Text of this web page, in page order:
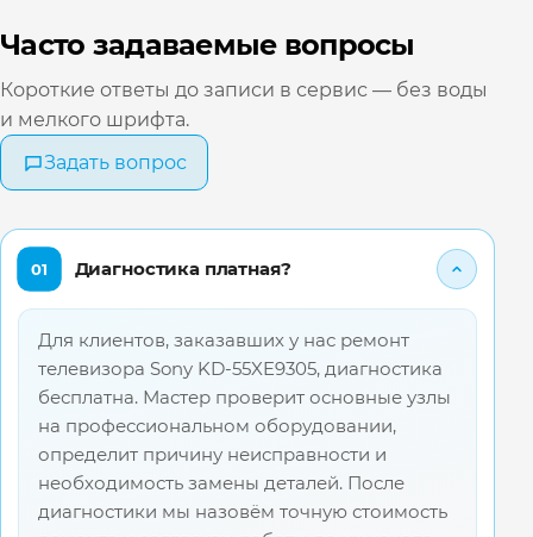
Часто задаваемые вопросы
Короткие ответы до записи в сервис — без воды
и мелкого шрифта.
Задать вопрос
01 Диагностика платная?
Для клиентов, заказавших у нас ремонт
телевизора Sony KD-55XE9305, диагностика
бесплатна. Мастер проверит основные узлы
на профессиональном оборудовании,
определит причину неисправности и
необходимость замены деталей. После
диагностики мы назовём точную стоимость